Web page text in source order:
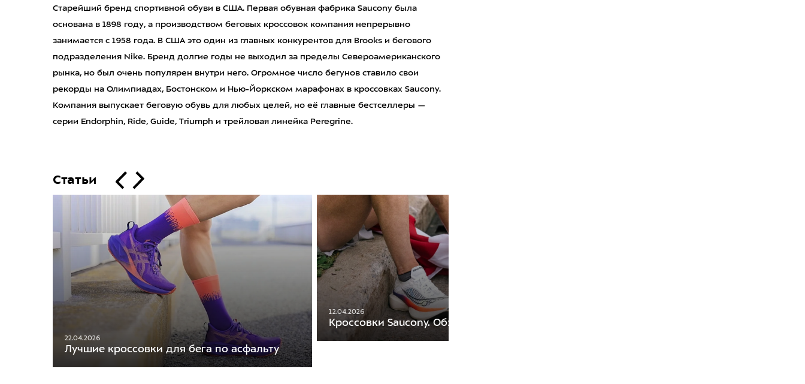
Старейший бренд спортивной обуви в США. Первая обувная фабрика Saucony была
основана в 1898 году, а производством беговых кроссовок компания непрерывно
занимается с 1958 года. В США это один из главных конкурентов для Brooks и бегового
подразделения Nike. Бренд долгие годы не выходил за пределы Североамериканского
рынка, но был очень популярен внутри него. Огромное число бегунов ставило свои
рекорды на Олимпиадах, Бостонском и Нью-Йоркском марафонах в кроссовках Saucony.
Компания выпускает беговую обувь для любых целей, но её главные бестселлеры —
серии Endorphin, Ride, Guide, Triumph и трейловая линейка Peregrine.
Статьи
22.04.2026
Лучшие кроссовки для бега по асфальту
12.04.2026
Кроссовки Saucony. Обзор моделей